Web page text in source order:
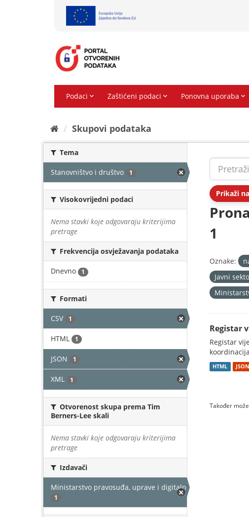
Skupovi podаtаkа
Tema
Stanovništvo i društvo 1
Visokovrijedni podaci
Nema stavki koje odgovaraju kriterijima
pretrage
Frekvencija osvježavanja podataka
Dnevno 1
Formati
CSV 1
HTML 1
JSON 1
XML 1
Otvorenost skupa prema Tim
Berners-Lee skali
Nema stavki koje odgovaraju kriterijima
pretrage
Izdavači
Ministarstvo pravosuđa, uprave i digitalne transformacije
1
Prikaži
1
Oznake:
Javni
Registar
Registar
HTML JSON
Također